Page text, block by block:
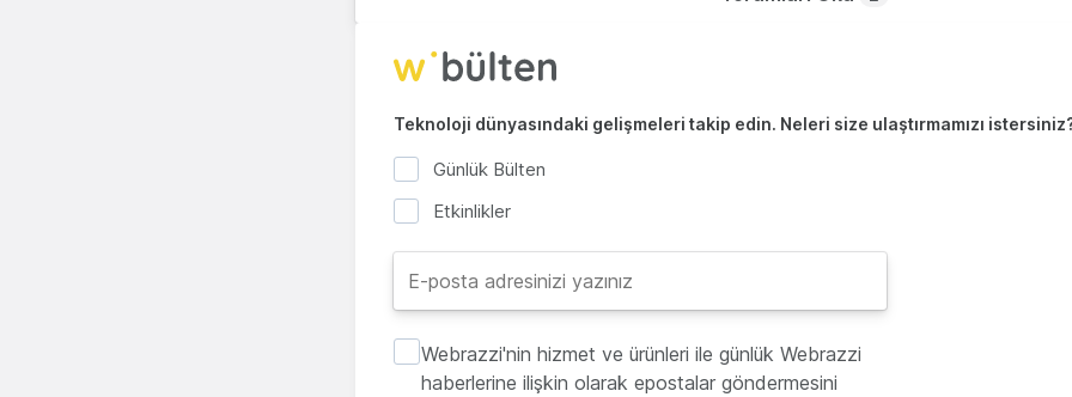
Teknoloji dünyasındaki gelişmeleri takip edin. Neleri size ulaştırmamızı
Günlük Bülten
Etkinlikler
Webrazzi'nin hizmet ve ürünleri ile günlük Webrazzi
haberlerine ilişkin olarak epostalar göndermesini